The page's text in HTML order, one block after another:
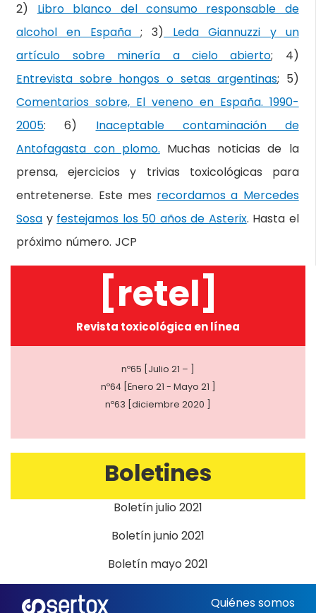
2) Libro blanco del consumo responsable de
alcohol en España ; 3) Leda Giannuzzi y un
artículo sobre minería a cielo abierto; 4)
Entrevista sobre hongos o setas argentinas; 5)
Comentarios sobre, El veneno en España. 1990-
2005: 6) Inaceptable contaminación de
Antofagasta con plomo. Muchas noticias de la
prensa, ejercicios y trivias toxicológicas para
entretenerse. Este mes recordamos a Mercedes
Sosa y festejamos los 50 años de Asterix. Hasta el
próximo número. JCP
[retel]
Revista toxicológica en línea
nº65 [Julio 21 – ]
nº64 [Enero 21 - Mayo 21 ]
nº63 [diciembre 2020 ]
Boletines
Boletín julio 2021
Boletín junio 2021
Boletín mayo 2021
Quiénes somos